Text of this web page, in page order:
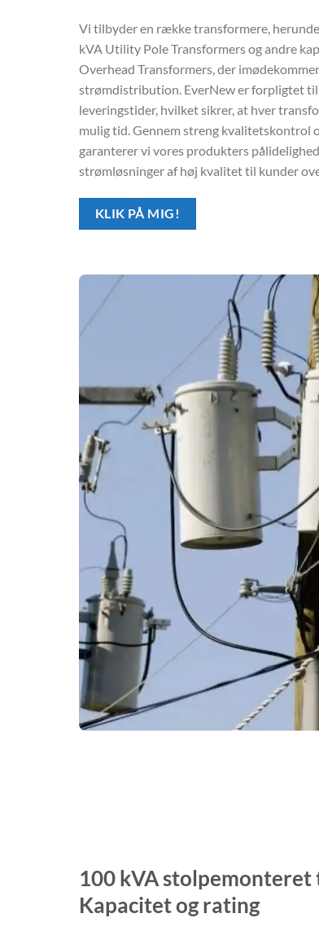
Vi tilbyder en række transformere,
kVA Utility Pole Transformers og andre
Overhead Transformers, der
strømdistribution. EverNew er forpligtet
leveringstider, hvilket sikrer, at hver
mulig tid. Gennem streng kvalitetskontrol
garanterer vi vores produkters
strømløsninger af høj kvalitet til kunder
KLIK PÅ MIG!
100 kVA
Kapacitet og rating